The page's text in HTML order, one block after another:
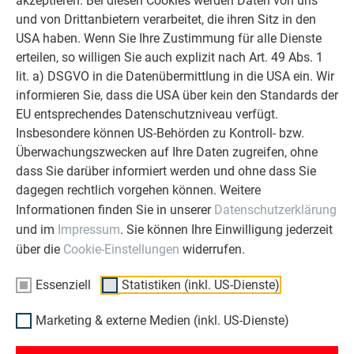
und von Drittanbietern verarbeitet, die ihren Sitz in den
USA haben. Wenn Sie Ihre Zustimmung für alle Dienste
erteilen, so willigen Sie auch explizit nach Art. 49 Abs. 1
lit. a) DSGVO in die Datenübermittlung in die USA ein. Wir
informieren Sie, dass die USA über kein den Standards der
EU entsprechendes Datenschutzniveau verfügt.
Insbesondere können US-Behörden zu Kontroll- bzw.
Überwachungszwecken auf Ihre Daten zugreifen, ohne
dass Sie darüber informiert werden und ohne dass Sie
dagegen rechtlich vorgehen können. Weitere
Informationen finden Sie in unserer Datenschutzerklärung
und im Impressum. Sie können Ihre Einwilligung jederzeit
über die Cookie-Einstellungen widerrufen.
Essenziell Statistiken (inkl. US-Dienste)
Marketing & externe Medien (inkl. US-Dienste)
der Produktion als auch bei der Montage dieses
großflächigen Ornaments gab es einen relativ geringen
Einsatz von menschlicher Arbeitszeit. Das Material ist
unverwüstlich, aber zu 100% recyclingfähig. Und das
Erscheinungsbild zeitlos. Die Frage, wie sich diese
Oberfläche gegenüber der Verschmutzung verhält, konnte in
der kurzen Zeit noch nicht geklärt werden. „Wir gehen davon
aus, dass es grundsätzlich eine Art Selbstreinigung durch
den Regen geben wird. In unbestimmten Abständen wird dem
Gebäude eine Hochdruckreinigung auch ganz gut tun“, so die
Meinung des Architekten.
TERMIN FÜR INTERESSIERTE
Unter dem Titel „Freie Form für die Hülle der ÖBB-Technik in
ON 2021 am Freitag den 5. März 2021 im Großen Sendesaal